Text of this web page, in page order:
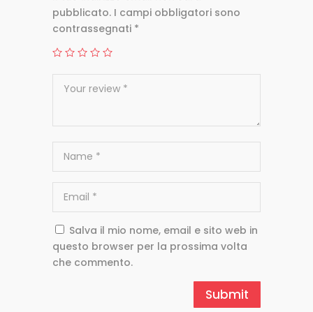
pubblicato. I campi obbligatori sono
contrassegnati *
Salva il mio nome, email e sito web in
questo browser per la prossima volta
che commento.